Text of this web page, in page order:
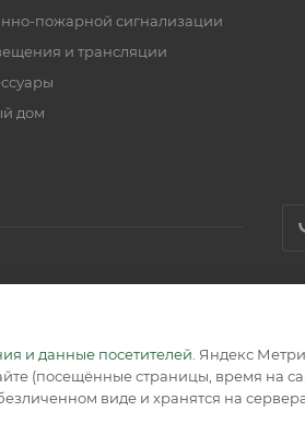
пожарной сигнализации
и трансляции
дом
информация, размещенная на
и данные посетителей . Яндекс
(посещённые страницы, время на
виде и хранятся на